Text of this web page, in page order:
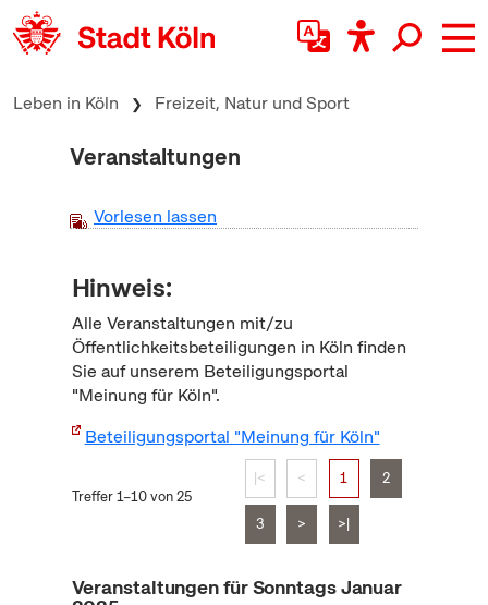
zum Inhalt springen
Leben in Köln Freizeit, Natur und Sport
Veranstaltungen
Vorlesen lassen
Hinweis:
Alle Veranstaltungen mit/zu
Öffentlichkeitsbeteiligungen in Köln finden
Sie auf unserem Beteiligungsportal
"Meinung für Köln".
Beteiligungsportal "Meinung für Köln"
Treffer 1–10 von 25
|< < 1 2
3 > >|
Veranstaltungen für Sonntags Januar